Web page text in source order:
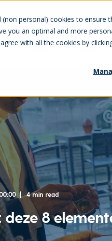
personal) cookies to
you an optimal and more
with all the cookies by
Academy Prijzen
4 min read
8